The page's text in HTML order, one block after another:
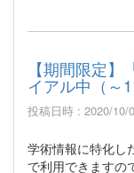
【期間限定
イアル中（～
投稿日時 : 2020/10/
学術情報に特化し
で利用できますの